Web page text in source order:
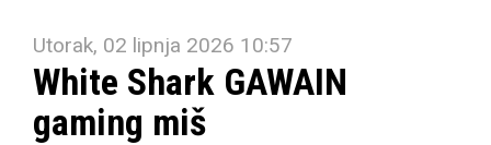
Utorak, 02 lipnja 2026 10:57
White Shark GAWAIN
gaming miš